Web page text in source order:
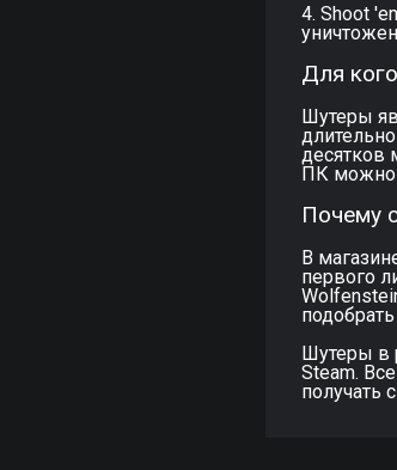
4. Shoot
Для
Шутеры
десятков
ПК можно
Почему
В
первого
Шутеры в
Steam.
получать